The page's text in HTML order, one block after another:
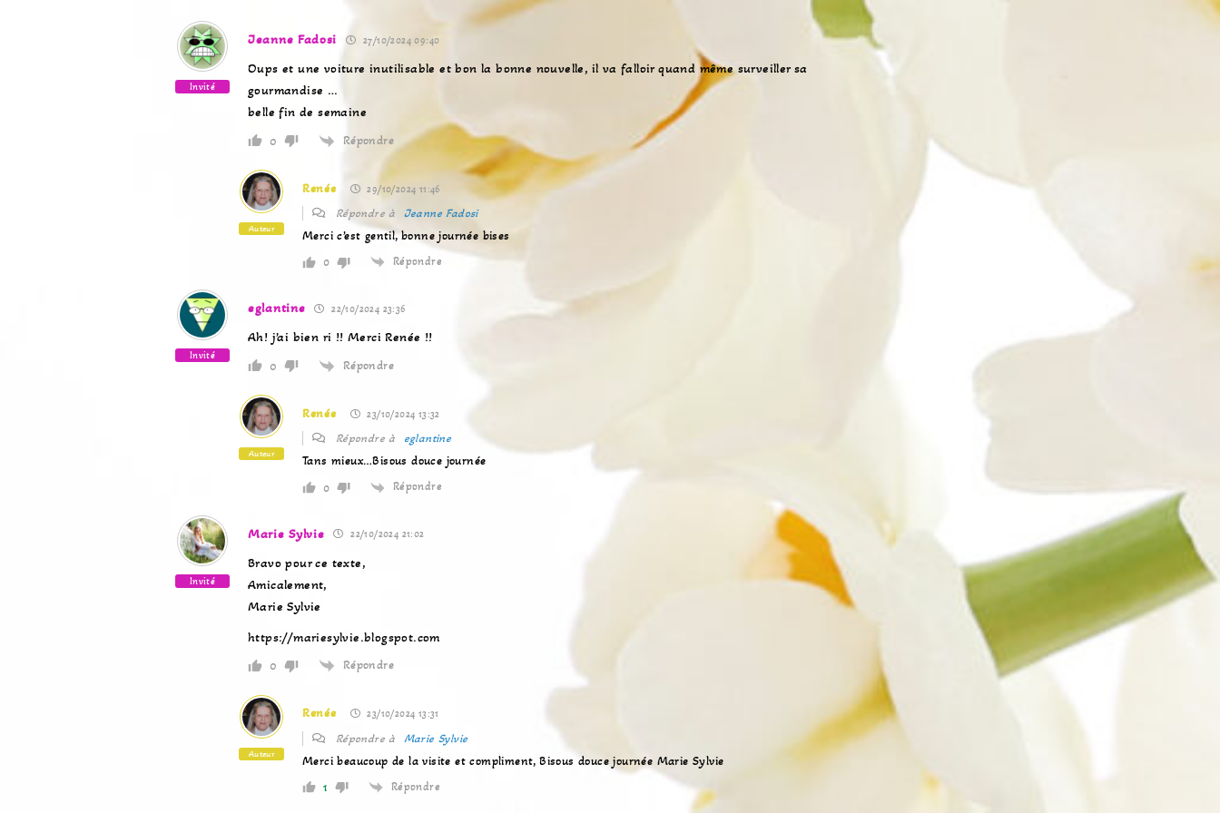
Invité
Jeanne Fadosi 27/10/2024 09:40
Oups et une voiture inutilisable et bon la bonne nouvelle, il va falloir quand même surveiller sa
gourmandise …
belle fin de semaine
0 Répondre
Auteur
Renée 29/10/2024 11:46
Répondre à Jeanne Fadosi
Merci c’est gentil, bonne journée bises
0 Répondre
Invité
eglantine 22/10/2024 23:36
Ah! j’ai bien ri !! Merci Renée !!
0 Répondre
Auteur
Renée 23/10/2024 13:32
Répondre à eglantine
Tans mieux…Bisous douce journée
0 Répondre
Invité
Marie Sylvie 22/10/2024 21:02
Bravo pour ce texte,
Amicalement,
Marie Sylvie
https://mariesylvie.blogspot.com
0 Répondre
Auteur
Renée 23/10/2024 13:31
Répondre à Marie Sylvie
Merci beaucoup de la visite et compliment, Bisous douce journée Marie Sylvie
1 Répondre